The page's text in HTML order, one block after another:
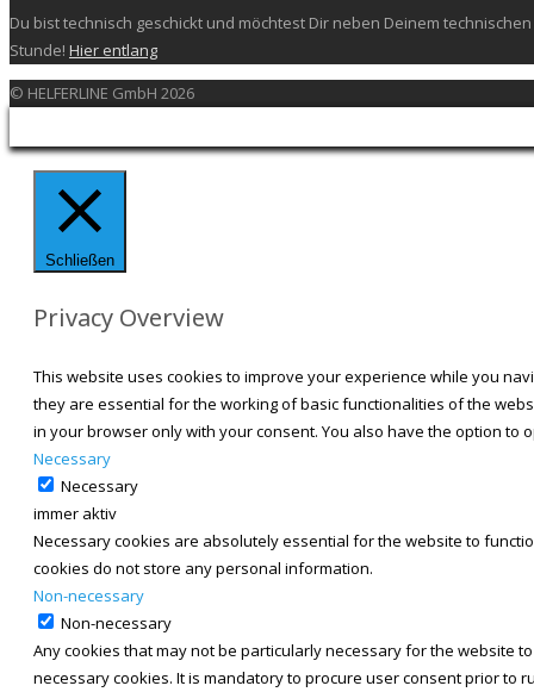
Du bist technisch geschickt und möchtest Dir neben Deinem
Stunde! Hier entlang
© HELFERLINE GmbH 2026
Schließen
Privacy Overview
This website uses cookies to improve your experience while you
they are essential for the working of basic functionalities of the
in your browser only with your consent. You also have the option
Necessary
Necessary
immer aktiv
Necessary cookies are absolutely essential for the website to
cookies do not store any personal information.
Non-necessary
Non-necessary
Any cookies that may not be particularly necessary for the website
necessary cookies. It is mandatory to procure user consent prior to